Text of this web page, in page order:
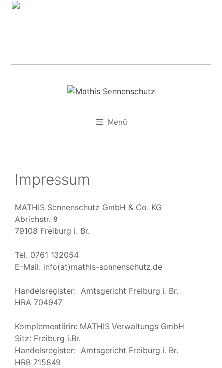
Zum
Menü
Impressum
MATHIS Sonnenschutz GmbH & Co. KG
Abrichstr. 8
79108 Freiburg i. Br.
Tel. 0761 132054
E-Mail: info(at)mathis-sonnenschutz.de
Handelsregister: Amtsgericht Freiburg i. Br.
HRA 704947
Komplementärin: MATHIS Verwaltungs GmbH
Sitz: Freiburg i.Br.
Handelsregister: Amtsgericht Freiburg i. Br.
HRB 715849